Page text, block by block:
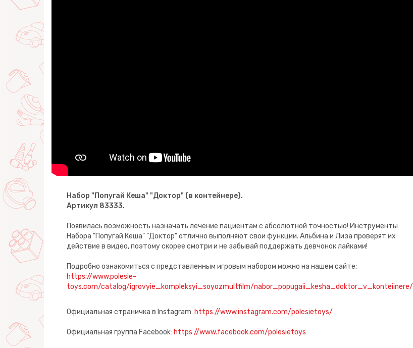
Набор "Попугай Кеша" "Доктор" (в контейнере).
Артикул 83333.
Появилась возможность назначать лечение пациентам с абсолютной точностью! Инструменты
Набора "Попугай Кеша" "Доктор" отлично выполняют свои функции. Альбина и Лиза проверят их
действие в видео, поэтому скорее смотри и не забывай поддержать девчонок лайками!
Подробно ознакомиться с представленным игровым набором можно на нашем сайте:
https://www.polesie-
toys.com/catalog/igrovyie_kompleksyi_soyozmultfilm/nabor_popugaii_kesha_doktor_v_konteiinere/
Официальная страничка в Instagram: https://www.instagram.com/polesietoys/
Официальная группа Facebook: https://www.facebook.com/polesietoys